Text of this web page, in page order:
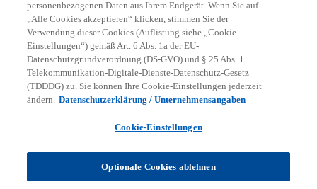
zur Umgehung einer
handelspolitischen
Maßnahme begründet
nicht den
nichtpräferenziellen
personenbezogenen Daten aus Ihrem Endgerät. Wenn Sie auf
„Alle Cookies akzeptieren“ klicken, stimmen Sie der
Verwendung dieser Cookies (Auflistung siehe „Cookie-
Einstellungen“) gemäß Art. 6 Abs. 1a der EU-
Datenschutzgrundverordnung (DS-GVO) und § 25 Abs. 1
Telekommunikation-Digitale-Dienste-Datenschutz-Gesetz
(TDDDG) zu. Sie können Ihre Cookie-Einstellungen jederzeit
ändern. Datenschutzerklärung / Unternehmensangaben
Cookie-Einstellungen
Optionale Cookies ablehnen